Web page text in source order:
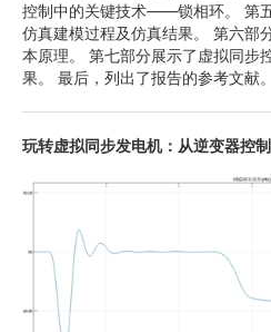
控制中的关键技术——锁相环。 第
仿真建模过程及仿真结果。 第六部
本原理。 第七部分展示了虚拟同步
果。 最后，列出了报告的参考文献。
玩转虚拟同步发电机：从逆变器控